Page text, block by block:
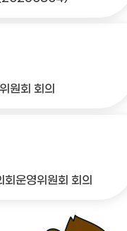
원회 회의
운영위원회 회의